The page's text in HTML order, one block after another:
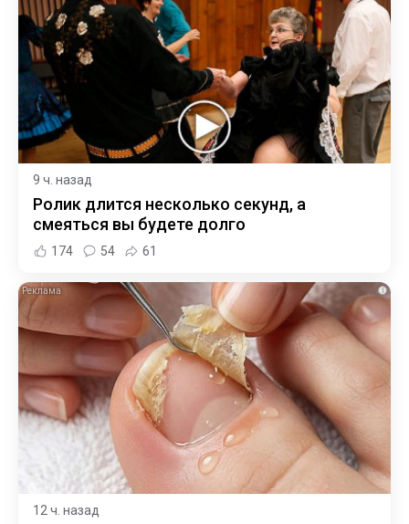
9 ч. назад
Ролик длится несколько секунд, а
смеяться вы будете долго
174 54 61
i
12 ч. назад